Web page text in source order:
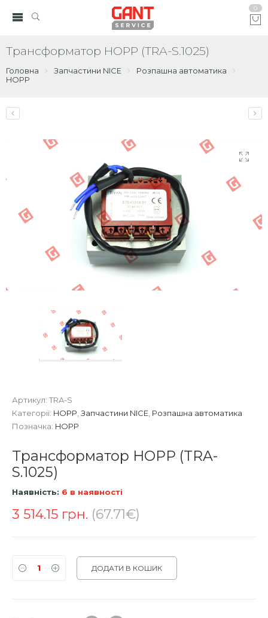
0
Трансформатор HOPP (TRA-S.1025)
Головна Запчастини NICE
Розпашна автоматика
HOPP
Артикул: TRA-S
Категорії: HOPP Запчастини NICE Розпашна автоматика
Позначка: HOPP
Трансформатор HOPP (TRA-
S.1025)
Наявність: 6 в наявності
3 514.15 грн. (67.71€)
ДОДАТИ В КОШИК